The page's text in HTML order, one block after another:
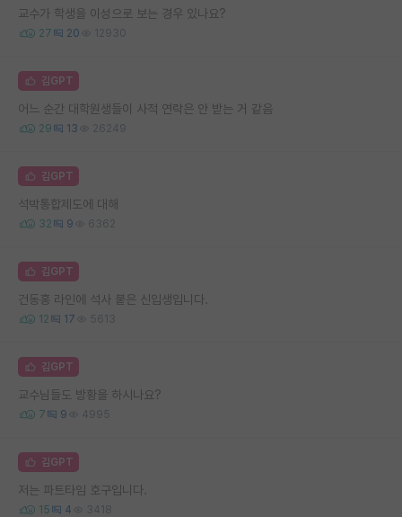
교수가 학생을 이성으로 보는 경우 있나요?
27 20 12930
김GPT
어느 순간 대학원생들이 사적 연락은 안 받는 거 같음
29 13 26249
김GPT
석박통합제도에 대해
32 9 6362
김GPT
건동홍 라인에 석사 붙은 신입생입니다.
12 17 5613
김GPT
교수님들도 방황을 하시나요?
7 9 4995
김GPT
저는 파트타임 호구입니다.
15 4 3418